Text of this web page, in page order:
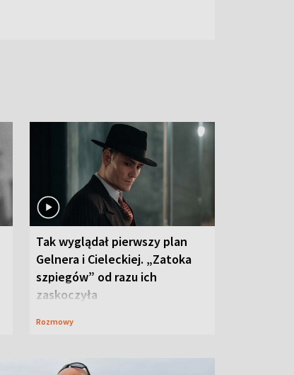
Tak wyglądał pierwszy plan
Gelnera i Cieleckiej. „Zatoka
szpiegów” od razu ich
zaskoczyła
Rozmowy